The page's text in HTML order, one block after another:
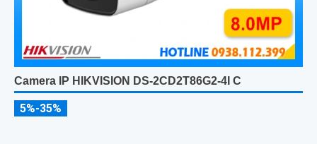
Camera IP HIKVISION DS-2CD2T86G2-4I C
5%-35%